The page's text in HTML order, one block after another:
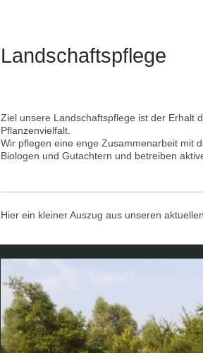
Ziel unsere Landschaftspflege ist der Erhalt
Pflanzenvielfalt.
Wir pflegen eine enge Zusammenarbeit mit
Biologen und Gutachtern und betreiben
Hier ein kleiner Auszug aus unseren